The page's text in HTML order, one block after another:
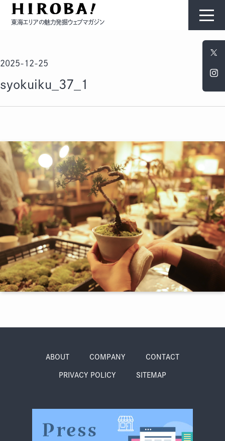
東海エリアの魅力発掘ウェブマガジン
コンテンツ
モノ ひと
季節・まち まち・スポット
2025-12-25
syokuiku_37_1
ABOUT COMPANY CONTACT
PRIVACY POLICY SITEMAP